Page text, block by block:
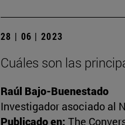
28 | 06 | 2023
Cuáles son las
Raúl Bajo-Buenestado
Investigador asociado al
Publicado en: The